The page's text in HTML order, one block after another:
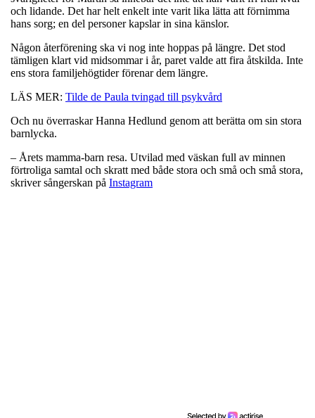
och lidande. Det har helt enkelt inte varit lika lätta att förnimma
hans sorg; en del personer kapslar in sina känslor.
Någon återförening ska vi nog inte hoppas på längre. Det stod
tämligen klart vid midsommar i år, paret valde att fira åtskilda. Inte
ens stora familjehögtider förenar dem längre.
LÄS MER: Tilde de Paula tvingad till psykvård
Och nu överraskar Hanna Hedlund genom att berätta om sin stora
barnlycka.
– Årets mamma-barn resa. Utvilad med väskan full av minnen
förtroliga samtal och skratt med både stora och små och små stora,
skriver sångerskan på Instagram